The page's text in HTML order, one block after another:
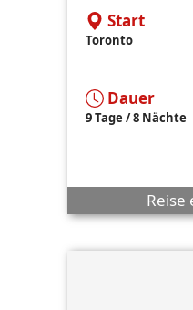
Start
Toronto
Dauer
9 Tage / 8 Nächte
Reise